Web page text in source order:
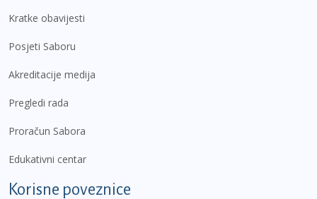
Kratke obavijesti
Posjeti Saboru
Akreditacije medija
Pregledi rada
Proračun Sabora
Edukativni centar
Korisne poveznice